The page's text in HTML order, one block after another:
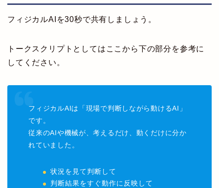
フィジカルAIを30秒で共有しましょう。
トークスクリプトとしてはここから下の部分を参考に
してください。
フィジカルAIは「現場で判断しながら動けるAI」
です。
従来のAIや機械が、考えるだけ、動くだけに分か
れていました。
状況を見て判断して
判断結果をすぐ動作に反映して